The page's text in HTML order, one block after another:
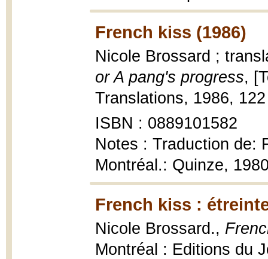
French kiss (1986)
Nicole Brossard ;
or A pang's progress,
Translations, 1986,
ISBN : 0889101582
Notes : Traduction de:
Montréal.: Quinze,
French kiss :
Nicole Brossard.,
Montréal : Editions du